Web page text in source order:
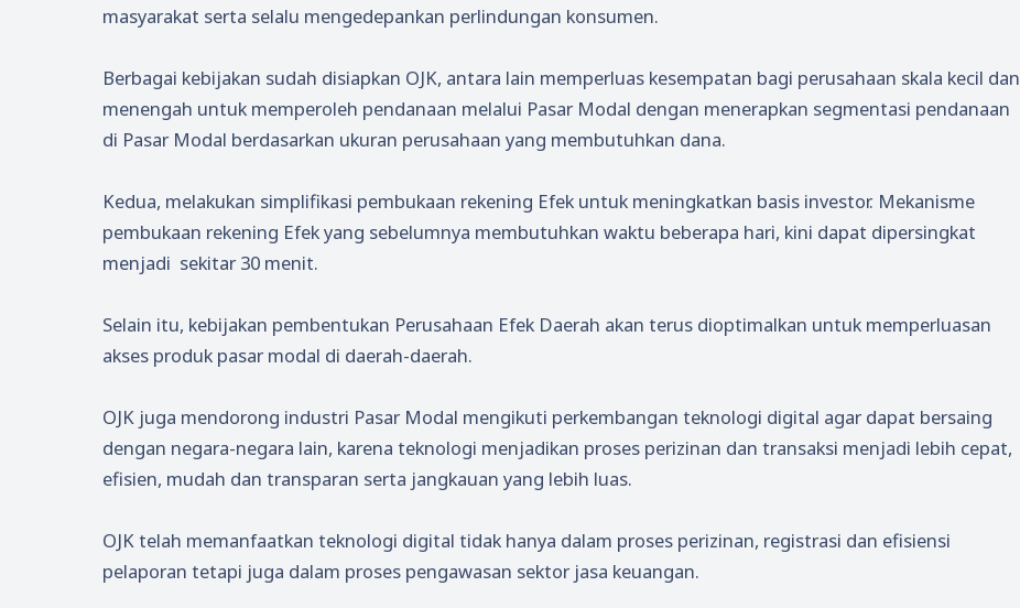
masyarakat serta selalu mengedepankan perlindungan konsumen.
Berbagai kebijakan sudah disiapkan OJK, antara lain memperluas kesempatan bagi perusahaan skala kecil dan
menengah untuk memperoleh pendanaan melalui Pasar Modal dengan menerapkan segmentasi pendanaan
di Pasar Modal berdasarkan ukuran perusahaan yang membutuhkan dana.
Kedua, melakukan simplifikasi pembukaan rekening Efek untuk meningkatkan basis investor. Mekanisme
pembukaan rekening Efek yang sebelumnya membutuhkan waktu beberapa hari, kini dapat dipersingkat
menjadi sekitar 30 menit.
Selain itu, kebijakan pembentukan Perusahaan Efek Daerah akan terus dioptimalkan untuk memperluasan
akses produk pasar modal di daerah-daerah.
OJK juga mendorong industri Pasar Modal mengikuti perkembangan teknologi digital agar dapat bersaing
dengan negara-negara lain, karena teknologi menjadikan proses perizinan dan transaksi menjadi lebih cepat,
efisien, mudah dan transparan serta jangkauan yang lebih luas.
OJK telah memanfaatkan teknologi digital tidak hanya dalam proses perizinan, registrasi dan efisiensi
pelaporan tetapi juga dalam proses pengawasan sektor jasa keuangan.